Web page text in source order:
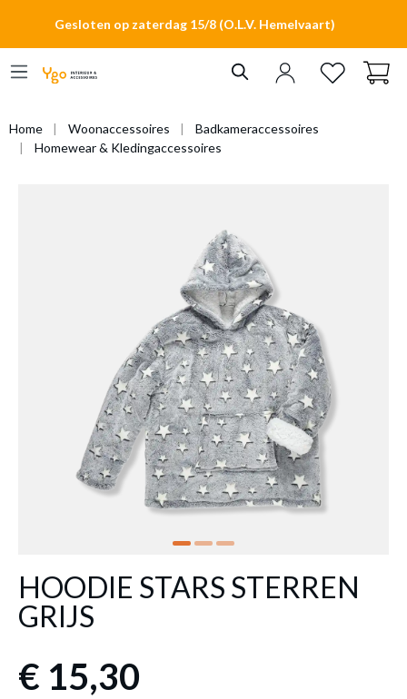
Gesloten op zaterdag 15/8 (O.L.V. Hemelvaart)
Home Woonaccessoires
Badkameraccessoires
Homewear & Kledingaccessoires
HOODIE STARS STERREN
GRIJS
€ 15,30